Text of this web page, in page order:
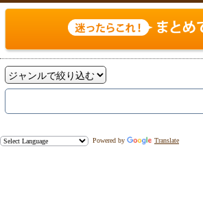
Powered by Translate